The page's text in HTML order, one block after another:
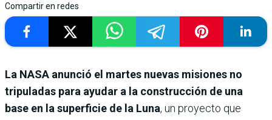
Compartir en redes
La NASA anunció el martes nuevas misiones no
tripuladas para ayudar a la construcción de una
base en la superficie de la Luna, un proyecto que